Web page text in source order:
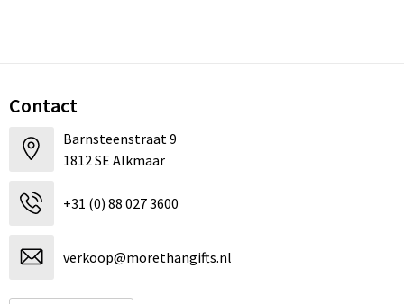
Contact
Barnsteenstraat 9
1812 SE Alkmaar
+31 (0) 88 027 3600
verkoop@morethangifts.nl